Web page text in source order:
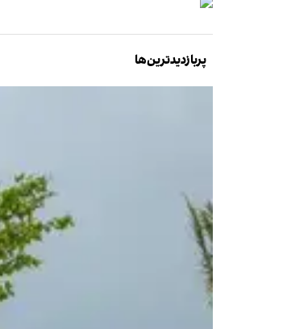
پربازدیدترین‌ها